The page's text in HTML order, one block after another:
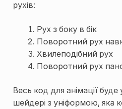
рухів:
Рух з боку в бік
Поворотний рух
Хвилеподібний рух
Поворотний рух
Весь код для анімації
шейдері з уніформою, яка